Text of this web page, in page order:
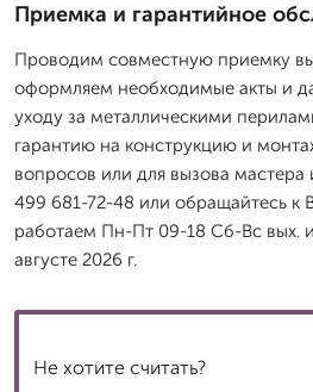
Приемка и гарантийное
Проводим совместную приемку
оформляем необходимые акты и
уходу за металлическими
гарантию на конструкцию и
вопросов или для вызова мастера
499 681-72-48 или обращайтесь
работаем Пн-Пт 09-18 Сб-Вс вых.
августе 2026 г.
Не хотите считать?